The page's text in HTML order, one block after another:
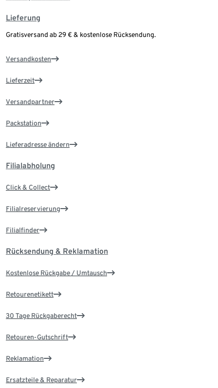
Lieferung
Gratisversand ab 29 € & kostenlose Rücksendung.
Versandkosten
Lieferzeit
Versandpartner
Packstation
Lieferadresse ändern
Filialabholung
Click & Collect
Filialreservierung
Filialfinder
Rücksendung & Reklamation
Kostenlose Rückgabe / Umtausch
Retourenetikett
30 Tage Rückgaberecht
Retouren-Gutschrift
Reklamation
Ersatzteile & Reparatur